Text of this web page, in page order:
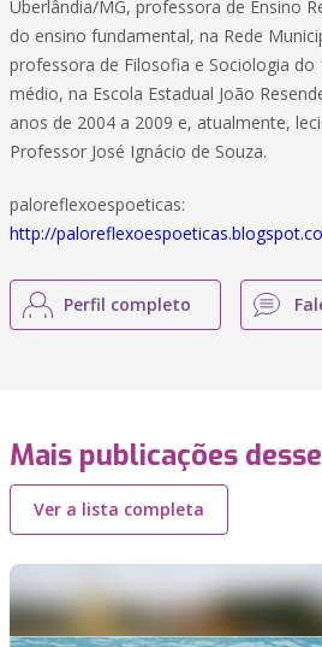
Uberlândia/MG, professora de Ensino
do ensino fundamental, na Rede
professora de Filosofia e Sociologia do
médio, na Escola Estadual João
anos de 2004 a 2009 e, atualmente,
Professor José Ignácio de Souza.
paloreflexoespoeticas:
http://
Perfil completo
Mais publicações
Ver a lista completa